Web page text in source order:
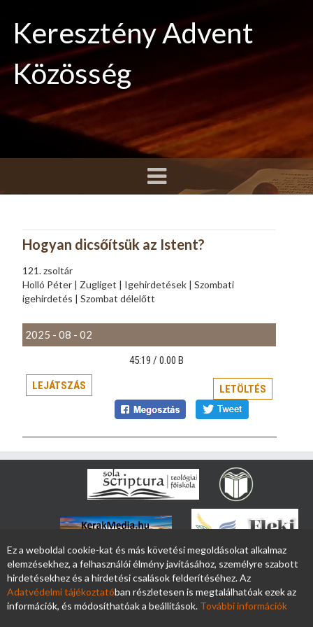
Keresztény Advent
Közösség
Hogyan dicsőítsük az Istent?
121. zsoltár
Holló Péter | Zugliget | Igehirdetések | Szombati
igehirdetés | Szombat délelőtt
2025 - 08 - 02
45:19 / 0.00 B
LEJÁTSZÁS
LETÖLTÉS
Ez a weboldal cookie-kat és más követési megoldásokat alkalmaz
elemzésekhez, a felhasználói élmény javításához, személyre szabott
hirdetésekhez és a hirdetési csalások felderítéséhez. Az
Adatvédelmi tájékoztatóban részletesen is megtalálhatóak ezek az
információk, és módosíthatóak a beállítások. További információk